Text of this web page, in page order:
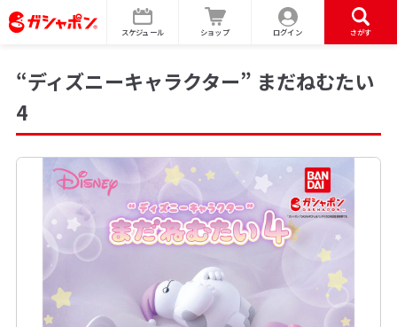
スケジュール ショップ ログイン さがす
“ディズニーキャラクター” まだねむたい
4